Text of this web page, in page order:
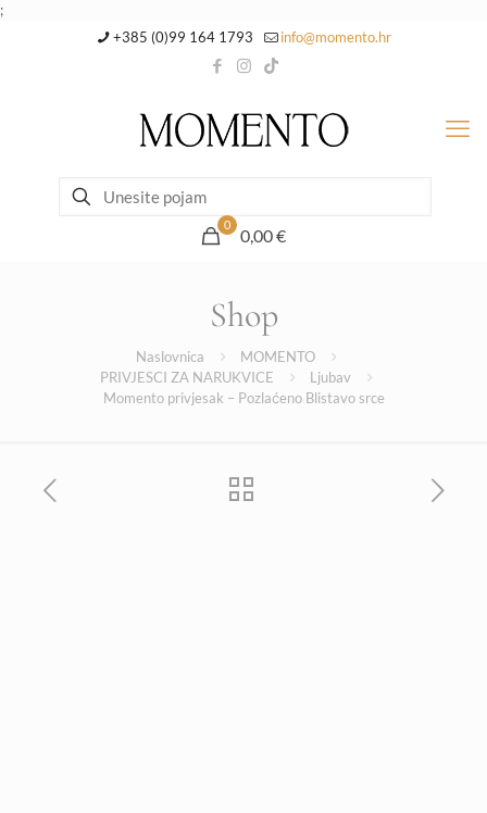
;
+385 (0)99 164 1793
info@momento.hr
0
0,00 €
Shop
Naslovnica
MOMENTO
PRIVJESCI ZA NARUKVICE
Ljubav
Momento privjesak – Pozlaćeno Blistavo srce